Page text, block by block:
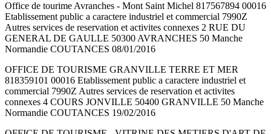
Office de tourime Avranches - Mont Saint Michel 817567894 00016
Etablissement public a caractere industriel et commercial 7990Z
Autres services de reservation et activites connexes 2 RUE DU
GENERAL DE GAULLE 50300 AVRANCHES 50 Manche
Normandie COUTANCES 08/01/2016
OFFICE DE TOURISME GRANVILLE TERRE ET MER
818359101 00016 Etablissement public a caractere industriel et
commercial 7990Z Autres services de reservation et activites
connexes 4 COURS JONVILLE 50400 GRANVILLE 50 Manche
Normandie COUTANCES 19/02/2016